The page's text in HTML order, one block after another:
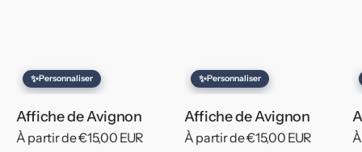
✨Personnaliser
Affiche de Avignon
Prix
À partir de €15,00 EUR
✨Personnaliser
Affiche de Avignon
Prix
À partir de €15,00 EUR